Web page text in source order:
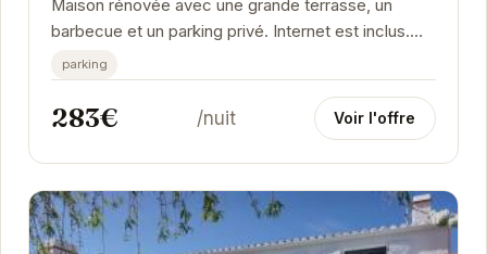
Maison rénovée avec une grande terrasse, un
barbecue et un parking privé. Internet est inclus.
Proche des commerces et des restaurants.
Idéale...
parking
283€ /nuit Voir l'offre